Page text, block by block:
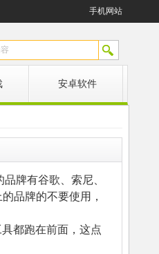
手机网站
安卓软件
牌有谷歌、索尼、
品牌的不要使用，
都跑在前面，这点